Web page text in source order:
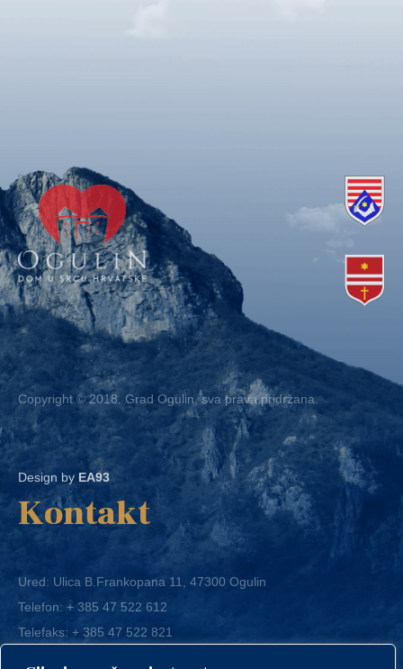
Copyright © 2018. Grad Ogulin, sva prava pridržana.
Design byEA93
Kontakt
Ured: Ulica B.Frankopana 11, 47300 Ogulin
Telefon:+ 385 47 522 612
Telefaks:+ 385 47 522 821
E-mail:grad-ogulin@ogulin.hr